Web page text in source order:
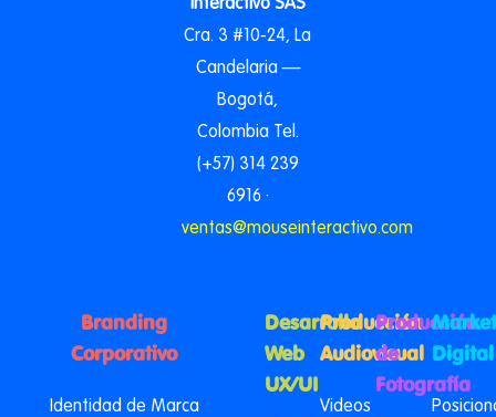
Interactivo SAS
Cra. 3 #10-24, La
Candelaria —
Bogotá,
Colombia Tel.
(+57) 314 239
6916 ·
ventas@mouseinteractivo.com
Branding
Corporativo
Identidad de Marca
Desarrollo
Web
UX/UI
Producción
Audiovisual
Videos
Producción
de
Fotografía
Digital